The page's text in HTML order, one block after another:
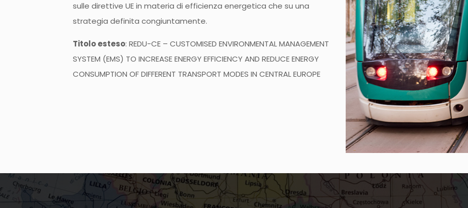
sulle direttive UE in materia di efficienza energetica che su una
strategia definita congiuntamente.
Titolo esteso: REDU-CE – CUSTOMISED ENVIRONMENTAL MANAGEMENT
SYSTEM (EMS) TO INCREASE ENERGY EFFICIENCY AND REDUCE ENERGY
CONSUMPTION OF DIFFERENT TRANSPORT MODES IN CENTRAL EUROPE